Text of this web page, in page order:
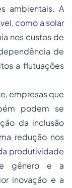
ambientais. A
como a solar
nos custos de
de
a flutuações
empresas que
podem se
da inclusão
redução nos
produtividade
gênero e a
inovação e a